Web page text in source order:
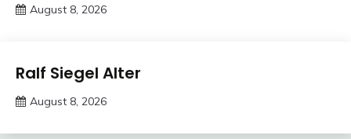
August 8, 2026
Trends
Ralf Siegel Alter
August 8, 2026